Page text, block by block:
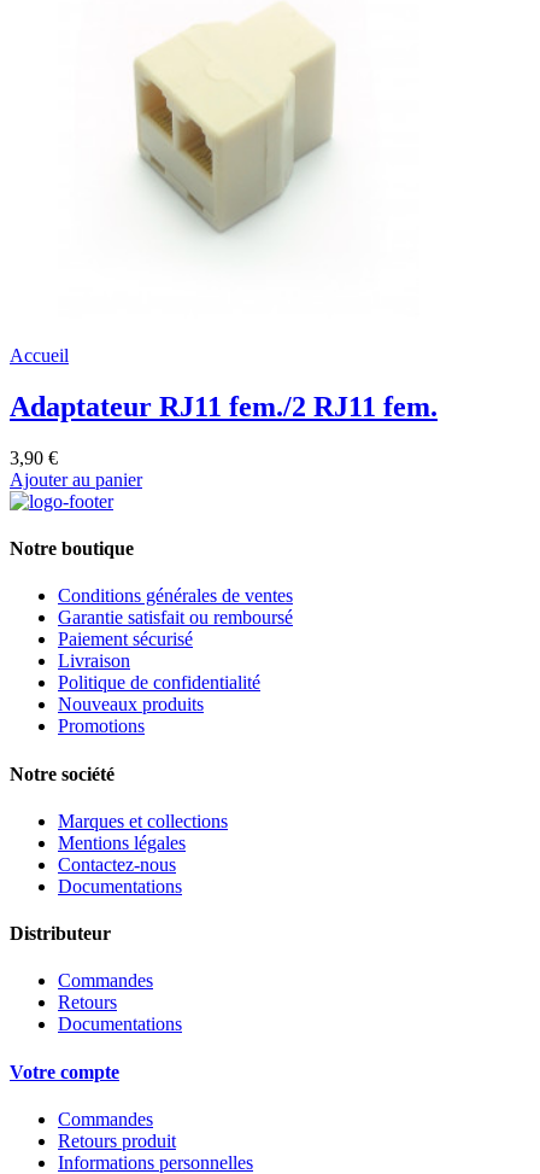
Accueil
Adaptateur RJ11 fem./2 RJ11 fem.
3,90 €
Ajouter au panier
Notre boutique
Conditions générales de ventes
Garantie satisfait ou remboursé
Paiement sécurisé
Livraison
Politique de confidentialité
Nouveaux produits
Promotions
Notre société
Marques et collections
Mentions légales
Contactez-nous
Documentations
Distributeur
Commandes
Retours
Documentations
Votre compte
Commandes
Retours produit
Informations personnelles